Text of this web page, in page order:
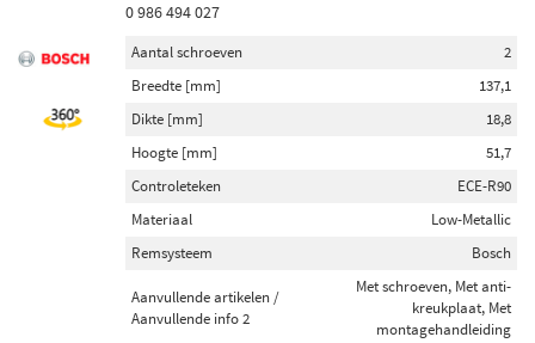
0 986 494 027
Aantal schroeven
2
Breedte [mm]
137,1
Dikte [mm]
18,8
Hoogte [mm]
51,7
Controleteken
ECE-R90
Materiaal
Low-Metallic
Remsysteem
Bosch
Aanvullende artikelen /
Aanvullende info 2
Met schroeven, Met anti-
kreukplaat, Met
montagehandleiding